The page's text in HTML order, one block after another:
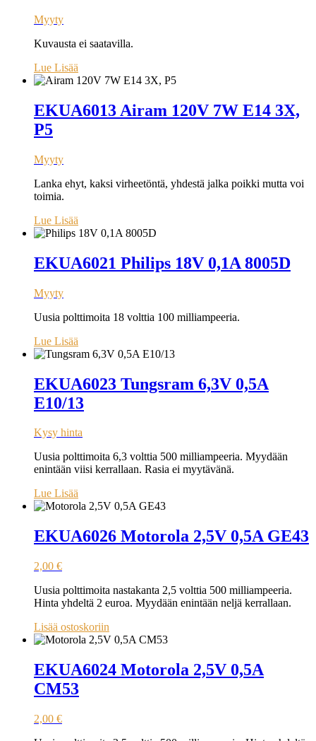
Myyty
Kuvausta ei saatavilla.
Lue Lisää
EKUA6013 Airam 120V 7W E14 3X,
P5
Myyty
Lanka ehyt, kaksi virheetöntä, yhdestä jalka poikki mutta voi
toimia.
Lue Lisää
EKUA6021 Philips 18V 0,1A 8005D
Myyty
Uusia polttimoita 18 volttia 100 milliampeeria.
Lue Lisää
EKUA6023 Tungsram 6,3V 0,5A
E10/13
Kysy hinta
Uusia polttimoita 6,3 volttia 500 milliampeeria. Myydään
enintään viisi kerrallaan. Rasia ei myytävänä.
Lue Lisää
EKUA6026 Motorola 2,5V 0,5A GE43
2,00 €
Uusia polttimoita nastakanta 2,5 volttia 500 milliampeeria.
Hinta yhdeltä 2 euroa. Myydään enintään neljä kerrallaan.
Lisää ostoskoriin
EKUA6024 Motorola 2,5V 0,5A
CM53
2,00 €